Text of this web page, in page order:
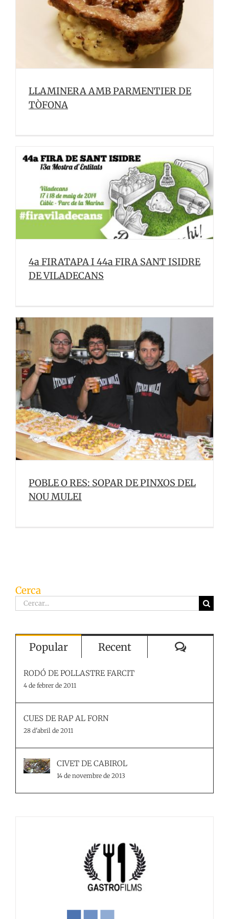
LLAMINERA AMB PARMENTIER DE
TÒFONA
4a FIRATAPA I 44a FIRA SANT ISIDRE
DE VILADECANS
POBLE O RES: SOPAR DE PINXOS DEL
NOU MULEI
Cerca
Cerca
Popular Recent
RODÓ DE POLLASTRE FARCIT
4 de febrer de 2011
CUES DE RAP AL FORN
28 d'abril de 2011
CIVET DE CABIROL
14 de novembre de 2013